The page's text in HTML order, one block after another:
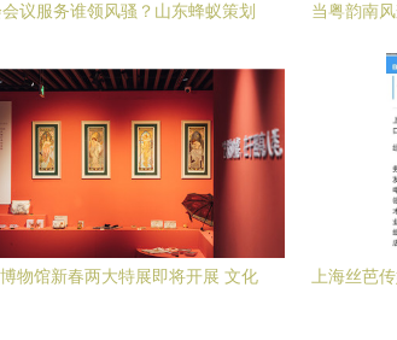
议服务谁领风骚？山东蜂蚁策划
当粤韵南
物馆新春两大特展即将开展 文化
上海丝芭